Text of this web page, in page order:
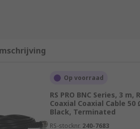
detailed information about their
Op voorraad
RS PRO BNC Series, 3 m,
Coaxial Coaxial Cable 50
Black, Terminated
RS-stocknr. 240-7683